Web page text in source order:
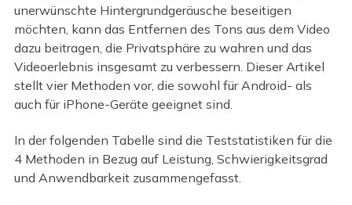
unerwünschte Hintergrundgeräusche beseitigen
möchten, kann das Entfernen des Tons aus dem Video
dazu beitragen, die Privatsphäre zu wahren und das
Videoerlebnis insgesamt zu verbessern. Dieser Artikel
stellt vier Methoden vor, die sowohl für Android- als
auch für iPhone-Geräte geeignet sind.
In der folgenden Tabelle sind die Teststatistiken für die
4 Methoden in Bezug auf Leistung, Schwierigkeitsgrad
und Anwendbarkeit zusammengefasst.